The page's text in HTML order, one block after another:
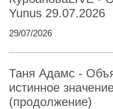
Yunus 29.07.2026
29/07/2026
Таня Адамс -
истинное
(продолжение)